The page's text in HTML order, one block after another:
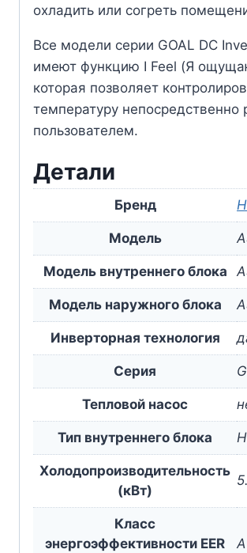
охладить или согреть
Все модели серии GOAL DC
имеют функцию I Feel (Я
которая позволяет
температуру непосредственно
пользователем.
Детали
Бренд
Модель
Модель внутреннего блока
Модель наружного блока
Инверторная технология
Серия
Тепловой насос
Тип внутреннего блока
Холодопроизводительность
(кВт)
Класс
энергоэффективности EER
A